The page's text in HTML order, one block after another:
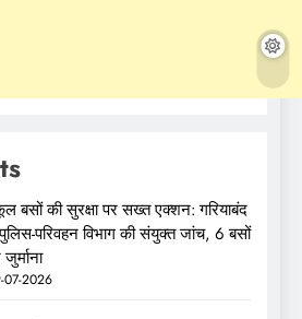
बसों की सुरक्षा पर सख्त एक्शन: गरियाबंद
परिवहन विभाग की संयुक्त जांच, 6 बसों
07-2026